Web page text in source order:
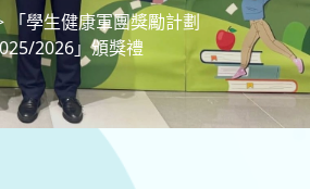
「學生健康軍團獎勵計劃
2026」頒獎禮